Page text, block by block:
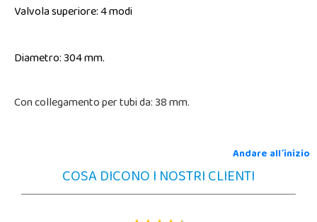
Valvola superiore: 4 modi
Diametro: 304 mm.
Con collegamento per tubi da: 38 mm.
Andare all´inizio
COSA DICONO I NOSTRI CLIENTI